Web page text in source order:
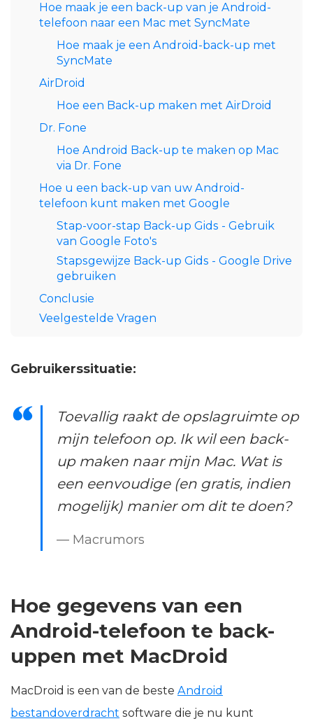
Hoe maak je een back-up van je Android-
telefoon naar een Mac met SyncMate
Hoe maak je een Android-back-up met
SyncMate
AirDroid
Hoe een Back-up maken met AirDroid
Dr. Fone
Hoe Android Back-up te maken op Mac
via Dr. Fone
Hoe u een back-up van uw Android-
telefoon kunt maken met Google
Stap-voor-stap Back-up Gids - Gebruik
van Google Foto's
Stapsgewijze Back-up Gids - Google Drive
gebruiken
Conclusie
Veelgestelde Vragen
Gebruikerssituatie:
Toevallig raakt de opslagruimte op
mijn telefoon op. Ik wil een back-
up maken naar mijn Mac. Wat is
een eenvoudige (en gratis, indien
mogelijk) manier om dit te doen?
— Macrumors
Hoe gegevens van een
Android-telefoon te back-
uppen met MacDroid
MacDroid is een van de beste Android
bestandoverdracht software die je nu kunt